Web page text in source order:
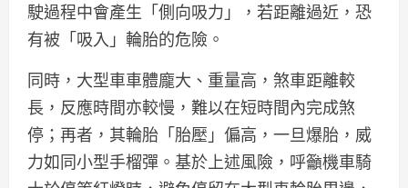
駛過程中會產生「側向吸力」，若距離過近，恐
有被「吸入」輪胎的危險。
同時，大型車車體龐大、重量高，煞車距離較
長，反應時間亦較慢，難以在短時間內完成煞
停；再者，其輪胎「胎壓」偏高，一旦爆胎，威
力如同小型手榴彈。基於上述風險，呼籲機車騎